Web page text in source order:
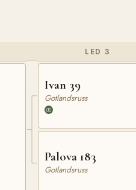
LED 3
Ivan 39
Gotlandsruss
Palova 183
Gotlandsruss